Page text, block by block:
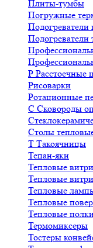
Плиты-тумбы
Погружные
Подогреватели
Подогреватели
Р Расстоечные
Рисоварки
Ротационные
С Сковороды
Столы
Т Такоячницы
Тепан-яки
Тепловые
Тепловые
Тепловые
Тепловые
Тепловые
Термомиксеры
Тостеры